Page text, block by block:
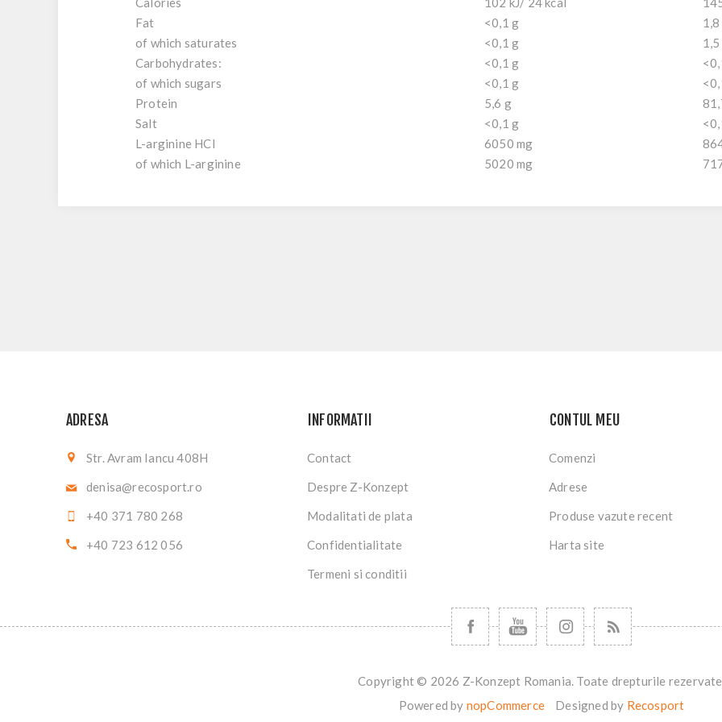
Fat
<0,1 g
of which saturates
<0,1 g
Carbohydrates:
<0,1 g
of which sugars
<0,1 g
Protein
5,6 g
Salt
<0,1 g
L-arginine HCI
6050 mg
of which L-arginine
5020 mg
ADRESA
Str. Avram Iancu 408H
denisa@recosport.ro
+40 371 780 268
+40 723 612 056
INFORMATII
Contact
Despre Z-Konzept
Modalitati de plata
Confidentialitate
Termeni si conditii
CONTUL MEU
Comenzi
Adrese
Produse vazute recent
Harta site
Copyright © 2026 Z-Konzept Romania. Toate drepturile
Powered by nopCommerce Designed by Recosport